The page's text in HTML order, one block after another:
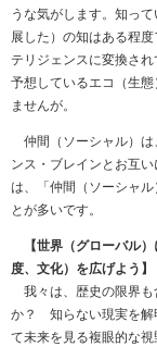
うな気がします。知っ
展した）の知はある程
テリジェンスに変換さ
予想しているエコ（生
ませんが。
仲間（ソーシャル）は
ンス・ブレインとお互
は、「仲間（ソーシャ
とが多いです。
【世界（グローバル
度、文化）を広げよう】
我々は、歴史の限界も
か？ 知らない現実を解
て未来を見る複眼的な